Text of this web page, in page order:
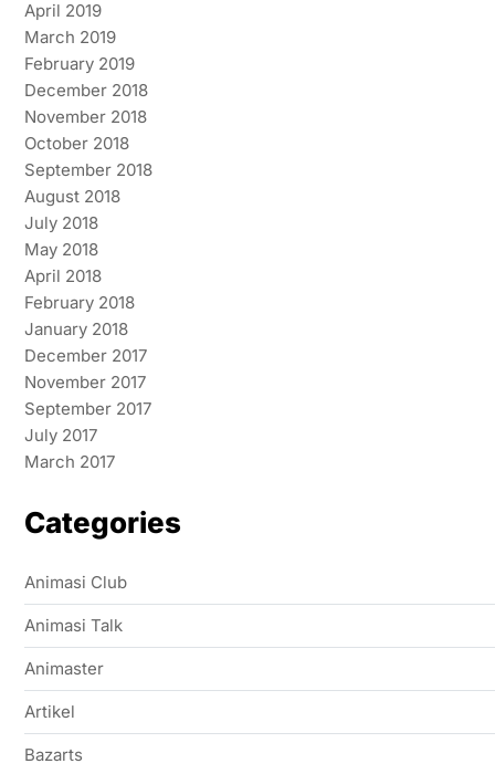
April 2019
March 2019
February 2019
December 2018
November 2018
October 2018
September 2018
August 2018
July 2018
May 2018
April 2018
February 2018
January 2018
December 2017
November 2017
September 2017
July 2017
March 2017
Categories
Animasi Club
Animasi Talk
Animaster
Artikel
Bazarts